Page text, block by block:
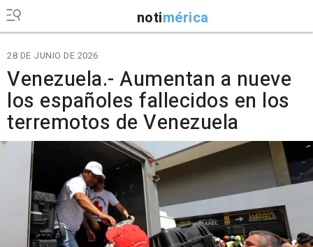
notimérica
28 DE JUNIO DE 2026
Venezuela.- Aumentan a nueve
los españoles fallecidos en los
terremotos de Venezuela